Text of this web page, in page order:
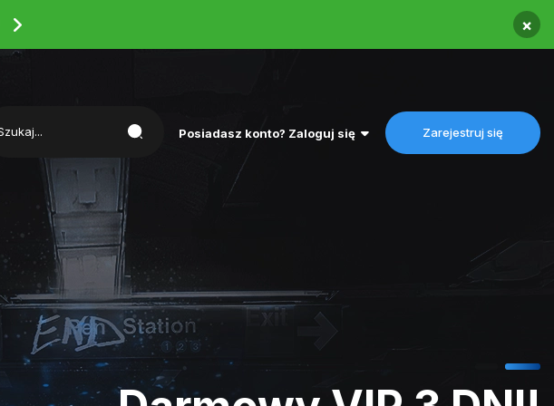
×
Posiadasz konto? Zaloguj się Zarejestruj się